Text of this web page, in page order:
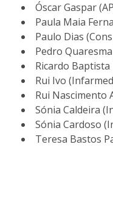
Óscar Gaspar
Paula Maia
Paulo Dias
Pedro
Ricardo Baptista
Rui Ivo
Rui Nascimento
Sónia Caldeira
Sónia Cardoso
Teresa Bastos